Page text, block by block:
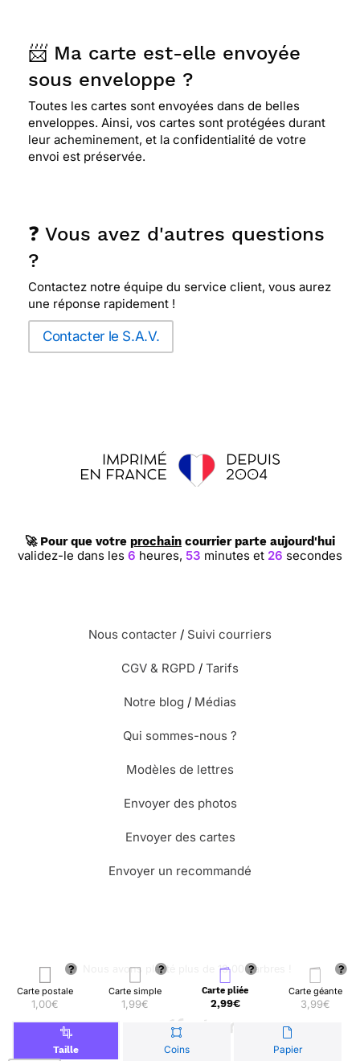
Carte postale
1,00€
Carte simple
1,99€
Carte pliée
2,99€
Carte géante
3,99€
Taille Coins Papier
📨 Ma carte est-elle envoyée
sous enveloppe ?
Toutes les cartes sont envoyées dans de belles
enveloppes. Ainsi, vos cartes sont protégées durant
leur acheminement, et la confidentialité de votre
envoi est préservée.
❓ Vous avez d'autres questions
?
Contactez notre équipe du service client, vous aurez
une réponse rapidement !
Contacter le S.A.V.
🚀 Pour que votre prochain courrier parte aujourd'hui
validez-le dans les6 heures,53 minutes et 25 secondes
Nous contacter / Suivi courriers
CGV & RGPD / Tarifs
Notre blog / Médias
Qui sommes-nous ?
Modèles de lettres
Envoyer des photos
Envoyer des cartes
Envoyer un recommandé
🌳 Nous avons planté plus de 13.000 arbres !
© Merci Facteur